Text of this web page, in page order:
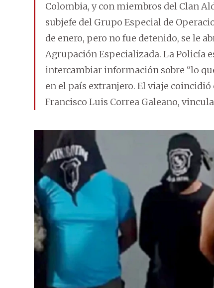
Colombia, y con miembros del Clan
subjefe del Grupo Especial de
de enero, pero no fue detenido, se le
Agrupación Especializada. La Policía
intercambiar información sobre “lo
en el país extranjero. El viaje
Francisco Luis Correa Galeano,